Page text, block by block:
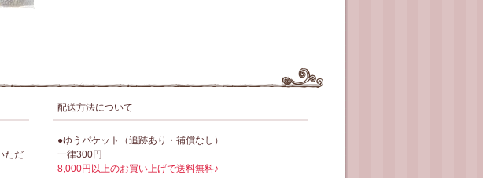
ただ
配送方法について
●ゆうパケット（追跡あり・補償なし）
一律300円
8,000円以上のお買い上げで送料無料♪